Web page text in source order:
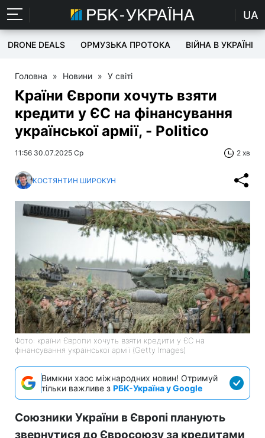
UA
DRONE DEALS ОРМУЗЬКА ПРОТОКА ВІЙНА В УКРАЇНІ
Головна » Новини » У світі
Країни Європи хочуть взяти
кредити у ЄС на фінансування
української армії, - Politico
11:56 30.07.2025 Ср 2 хв
КОСТЯНТИН ШИРОКУН
Фото: країни Європи хочуть взяти кредити у ЄС на
фінансування української армії (Getty Images)
Вимкни хаос міжнародних новин! Отримуй
тільки важливе з РБК-Україна у Google
Союзники України в Європі планують
звернутися до Євросоюзу за кредитами